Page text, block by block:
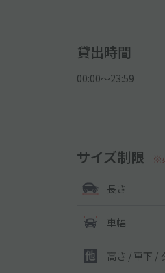
貸出時間
00:00〜23:59
サイズ制限 ※
長さ
車幅
高さ / 車下 /